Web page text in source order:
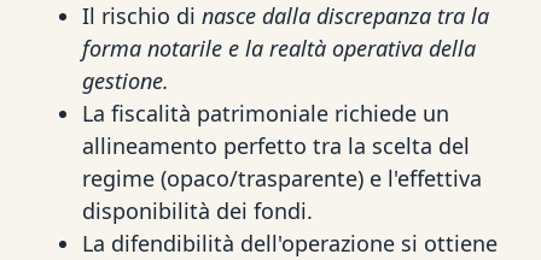
Il rischio di nasce dalla discrepanza tra la
forma notarile e la realtà operativa della
gestione.
La fiscalità patrimoniale richiede un
allineamento perfetto tra la scelta del
regime (opaco/trasparente) e l'effettiva
disponibilità dei fondi.
La difendibilità dell'operazione si ottiene